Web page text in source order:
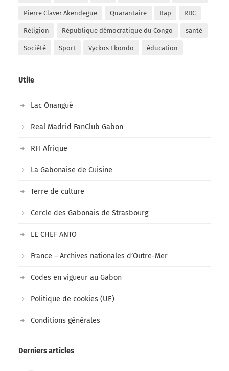
Pierre Claver Akendegue Quarantaire Rap RDC
Réligion République démocratique du Congo santé
Société Sport Vyckos Ekondo éducation
Utile
Lac Onangué
Real Madrid FanClub Gabon
RFI Afrique
La Gabonaise de Cuisine
Terre de culture
Cercle des Gabonais de Strasbourg
LE CHEF ANTO
France – Archives nationales d’Outre-Mer
Codes en vigueur au Gabon
Politique de cookies (UE)
Conditions générales
Derniers articles